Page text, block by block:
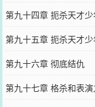
第九十四章 扼杀天才
第九十五章 扼杀天才
第九十六章 彻底结仇
第九十七章 格杀和表